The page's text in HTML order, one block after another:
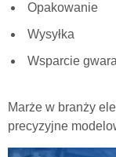
Opakowanie
Wysyłka
Wsparcie
Marże w branży
precyzyjne